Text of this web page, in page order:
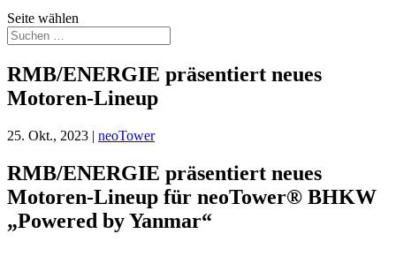
Seite wählen
RMB/ENERGIE präsentiert neues
Motoren-Lineup
25. Okt., 2023 | neoTower
RMB/ENERGIE präsentiert neues
Motoren-Lineup für neoTower® BHKW
„Powered by Yanmar“